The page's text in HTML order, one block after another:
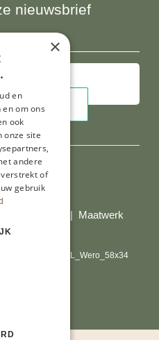
nieuwsbrief
zijn incl. BTW
Bakwinkeltje | Maatwerk
×
en
om ons
ook
onze site
andere
of
gebruik